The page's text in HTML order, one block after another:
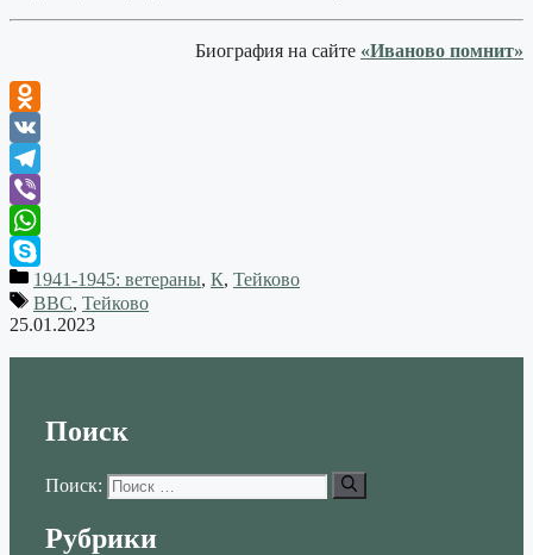
Биография на сайте «Иваново помнит»
Odnoklassniki
VK
Telegram
Viber
WhatsApp
Skype1941-1945: ветераны, К, Тейково
ВВС, Тейково
25.01.2023
Поиск
Поиск:
Рубрики